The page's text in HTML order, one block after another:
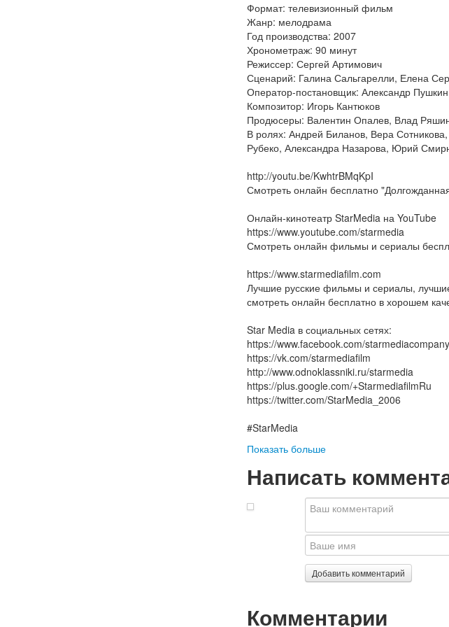
Формат: телевизионный фильм
Жанр: мелодрама
Год производства: 2007
Хронометраж: 90 минут
Режиссер: Сергей Артимович
Сценарий: Галина Сальгарелли, Елена
Оператор-постановщик: Александр Пушкин
Композитор: Игорь Кантюков
Продюсеры: Валентин Опалев, Влад
В ролях: Андрей Биланов, Вера
Рубеко, Александра Назарова, Юрий
http://youtu.be/KwhtrBMqKpI
Смотреть онлайн бесплатно
Онлайн-кинотеатр StarMedia на YouTube
https://www.youtube.com/starmedia
Смотреть онлайн фильмы и сериалы
https://www.starmediafilm.com
Лучшие русские фильмы и сериалы,
смотреть онлайн бесплатно в хорошем
Star Media в социальных сетях:
https://www.facebook.com/starmediacompany
https://vk.com/starmediafilm
http://www.odnoklassniki.ru/starmedia
https://plus.google.com/+StarmediafilmRu
https://twitter.com/StarMedia_2006
#StarMedia
Показать больше
Написать
Добавить комментарий
Комментарии